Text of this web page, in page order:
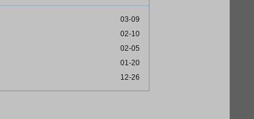
03-09
02-10
02-05
01-20
12-26